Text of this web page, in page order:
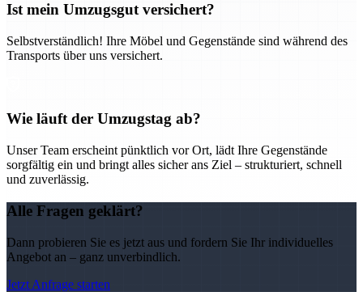
Ist mein Umzugsgut versichert?
Selbstverständlich! Ihre Möbel und Gegenstände sind während des
Transports über uns versichert.
Wie läuft der Umzugstag ab?
Unser Team erscheint pünktlich vor Ort, lädt Ihre Gegenstände
sorgfältig ein und bringt alles sicher ans Ziel – strukturiert, schnell
und zuverlässig.
Alle Fragen geklärt?
Dann probieren Sie es jetzt aus und fordern Sie Ihr individuelles
Angebot an – ganz unverbindlich.
Jetzt Anfrage starten